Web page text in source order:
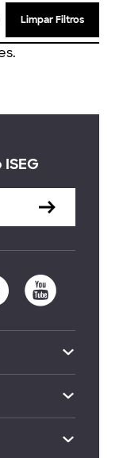
Limpar Filtros